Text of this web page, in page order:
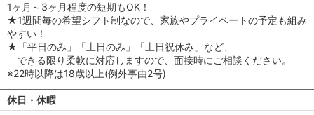
1ヶ月～3ヶ月程度の短期もOK！
★1週間毎の希望シフト制なので、家族やプライベートの予定も組み
やすい！
★「平日のみ」「土日のみ」「土日祝休み」など、
できる限り柔軟に対応しますので、面接時にご相談ください。
※22時以降は18歳以上(例外事由2号)
休日・休暇